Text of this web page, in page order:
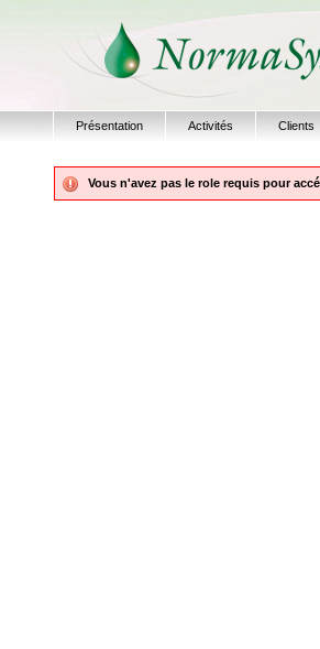
Présentation Activités Clients
Vous n'avez pas le role requis pour